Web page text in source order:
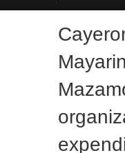
Rápida reacción policial evitó
Frustran atentado con bus